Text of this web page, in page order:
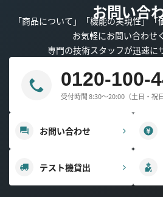
お問い合
「商品について」「機能の実現性」「
お気軽にお問い合わせ
専門の技術スタッフが迅速に
0120-100-
受付時間 8:30～20:00（土日・祝
お問い合わせ
テスト機貸出